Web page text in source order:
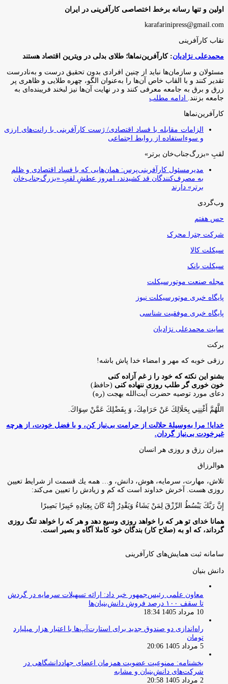
اولین و تنها رسانه برخط اختصاصی کارآفرینی در ایران
karafarinipress@gmail.com
نقاب کارآفرینی
محمدعلی نژادیان: کارآفرین‌نماها؛ طلای بدلی در ویترین اقتصاد هستند
مسئولان و سازمان‌ها نباید از چنین افرادی بدون تحقیق درست و به‌نادرست
تقدیر کنند و با القاب خاص آ‌ن‌ها را به‌عنوان الگو، چهره طلایی و ظاهری پر
زرق و برق به جامعه معرفی کنند و در نهایت آن‌ها نیز لبخند فریبنده‌ای به
جامعه بزنند.
ادامه مطلب
کارآفرین‌نماها
الزامات مقابله با فساد اقتصادی/ ژست کارآفرینی با رانت‌های ارزی
و سوءاستفاده از روابط اجتماعی
لقبِ «بزرگ‌جناب‌خان برتر»
مدیرمسئول کارآفرینی‌پرس: همان‌هایی که با فساد اقتصادی و ظلم
به مصرف‌کنندگان قد کشیدند، امروز عطشِ لقبِ «بزرگ‌جناب‌خان
برتر» دارند
وب‌گردی
حس هفتم
شرکت چترا محرک
سیکلت کالا
سیکلت بانک
مجله صنعت موتورسیکلت
پایگاه خبری موتورسیکلت نیوز
پایگاه خبری موفقیت شناسی
سایت محمدعلی نژادیان
برکت
رزقی خوبه كه مهر و امضاء خدا پاش باشه!
بشنو این نکته که خود را ز غم آزاده کنی
خون خوری گر طلب روزی ننهاده کنی (حافظ)
دعای مورد توصیه حضرت آیت‌الله بهجت (ره)
اللَّهُمَّ أَغْنِنِي بِحَلَالِكَ عَنْ حَرَامِكَ، وَ بِفَضْلِكَ عَمَّنْ سِوَاكَ‏.
خدایا! مرا به‌وسیلۀ حلالت از حرامت بی‌نیاز کن، و با فضل خودت، از هرچه
غیرخودت بی‌نیاز گردان.
میزان رزق و روزی هر انسان
هوالرزاق
تلاش، مهارت، سرمايه، هوش، دانش، و… همه يك قسمت از شرايط تعيين
روزى هست. آخرش خداوند است كه كم و زيادش را تعيين مى‌كند:
إِنَّ رَبَّكَ يَبْسُطُ الرِّزْقَ لِمَنْ يَشَاءُ وَيَقْدِرُ إِنَّهُ كَانَ بِعِبَادِهِ خَبِيرًا بَصِيرًا
همانا خدای تو هر که را خواهد روزی وسیع دهد و هر که را خواهد تنگ روزی
گرداند، که او به (صلاح کار) بندگان خود کاملا آگاه و بصیر است.
سامانه ثبت همایش‌های کارآفرینی
دانش‌ بنیان‌
معاون علمی رئیس‌جمهور خبر داد: ارائه تسهیلات سرمایه در گردش
تا سقف ۱۰۰ درصد فروش دانش‌بنیان‌ها
10 مرداد 1405 18:34
راه‌اندازی دو صندوق جدید برای استارت‌آپ‌ها با اعتبار هزار میلیارد
تومان
5 مرداد 1405 20:06
بخشنامه: ممنوعیت عضویت همزمان اعضای جهاددانشگاهی در
شرکت‌های دانش‌بنیان و مشابه
2 مرداد 1405 20:58